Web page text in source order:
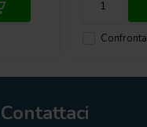
Confronta
Contattaci